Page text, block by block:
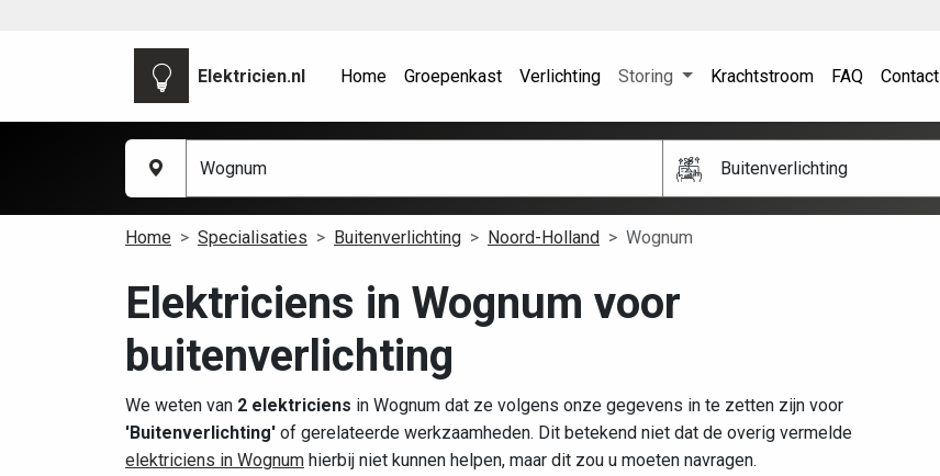
Elektricien.nl Home Groepenkast Verlichting Storing Krachtstroom FAQ Contact
Buitenverlichting
Home Specialisaties Buitenverlichting Noord-Holland Wognum
Elektriciens in Wognum voor
buitenverlichting
We weten van 2 elektriciens in Wognum dat ze volgens onze gegevens in te zetten zijn voor
'Buitenverlichting' of gerelateerde werkzaamheden. Dit betekend niet dat de overig vermelde
elektriciens in Wognum hierbij niet kunnen helpen, maar dit zou u moeten navragen.